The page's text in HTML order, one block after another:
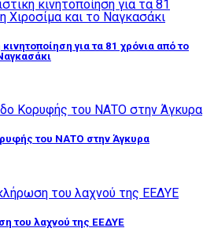
για τα 81 χρόνια από το
του ΝΑΤΟ στην Άγκυρα
του λαχνού της ΕΕΔΥΕ